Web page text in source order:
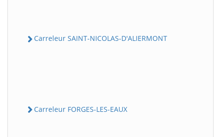
Carreleur SAINT-NICOLAS-D'ALIERMONT
Carreleur FORGES-LES-EAUX